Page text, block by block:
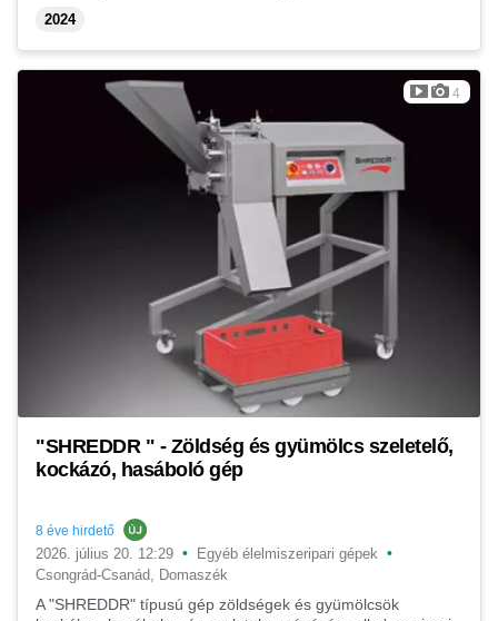
2024
4
"SHREDDR " - Zöldség és gyümölcs szeletelő,
kockázó, hasáboló gép
8 éve hirdető
2026. július 20. 12:29 • Egyéb élelmiszeripari gépek •
Csongrád-Csanád, Domaszék
A "SHREDDR" típusú gép zöldségek és gyümölcsök